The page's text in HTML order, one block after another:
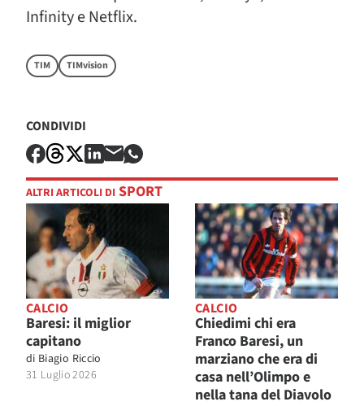
Infinity e Netflix.
TIM TIMvision
CONDIVIDI
ALTRI ARTICOLI DI SPORT
CALCIO
Baresi: il miglior
capitano
di Biagio Riccio
31 Luglio 2026
CALCIO
Chiedimi chi era
Franco Baresi, un
marziano che era di
casa nell’Olimpo e
nella tana del Diavolo